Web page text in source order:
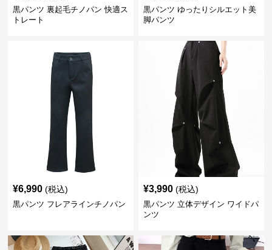
黒パンツ 裏起毛チノパン 快適ス
トレート
黒パンツ ゆったりシルエット美
脚パンツ
¥6,990 (税込)
黒パンツ フレアラインチノパン
¥3,990 (税込)
黒パンツ 立体デザイン ワイドパ
ンツ